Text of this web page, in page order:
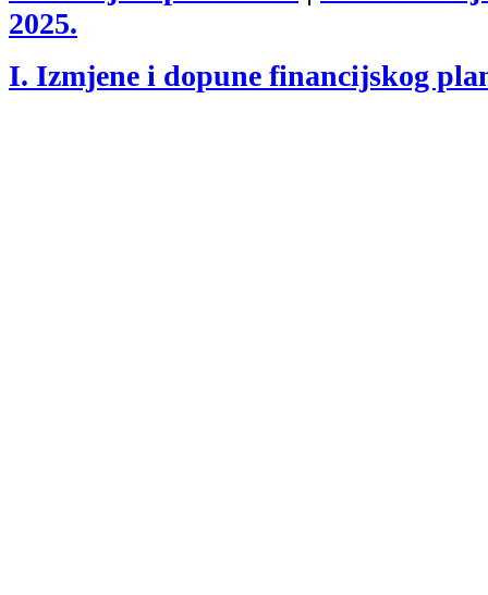
2025.
I. Izmjene i dopune financijskog